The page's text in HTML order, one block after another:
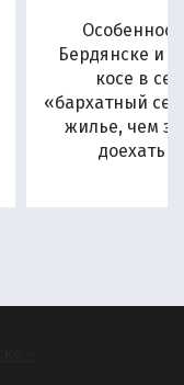
Бердянске и
косе в
«бархатный
жилье, чем
доехать